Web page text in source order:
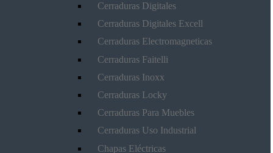
Cerraduras Digitales
Cerraduras Digitales Excell
Cerraduras Electromagneticas
Cerraduras Faitelli
Cerraduras Inoxx
Cerraduras Locky
Cerraduras Para Muebles
Cerraduras Uso Industrial
Chapas Eléctricas